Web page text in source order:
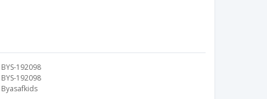
BYS-192098
BYS-192098
Byasafkids